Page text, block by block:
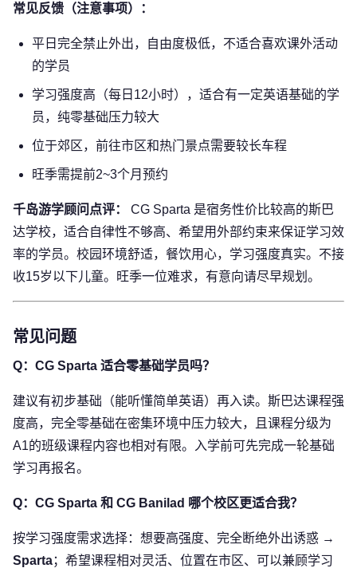
常见反馈（注意事项）：
平日完全禁止外出，自由度极低，不适合喜欢课外活动
的学员
学习强度高（每日12小时），适合有一定英语基础的学
员，纯零基础压力较大
位于郊区，前往市区和热门景点需要较长车程
旺季需提前2~3个月预约
千岛游学顾问点评：
CG Sparta 是宿务性价比较高的斯巴
达学校，适合自律性不够高、希望用外部约束来保证学习效
率的学员。校园环境舒适，餐饮用心，学习强度真实。不接
收15岁以下儿童。旺季一位难求，有意向请尽早规划。
常见问题
Q：CG Sparta 适合零基础学员吗？
建议有初步基础（能听懂简单英语）再入读。斯巴达课程强
度高，完全零基础在密集环境中压力较大，且课程分级为
A1的班级课程内容也相对有限。入学前可先完成一轮基础
学习再报名。
Q：CG Sparta 和 CG Banilad 哪个校区更适合我？
按学习强度需求选择：想要高强度、完全断绝外出诱惑 →
Sparta；希望课程相对灵活、位置在市区、可以兼顾学习